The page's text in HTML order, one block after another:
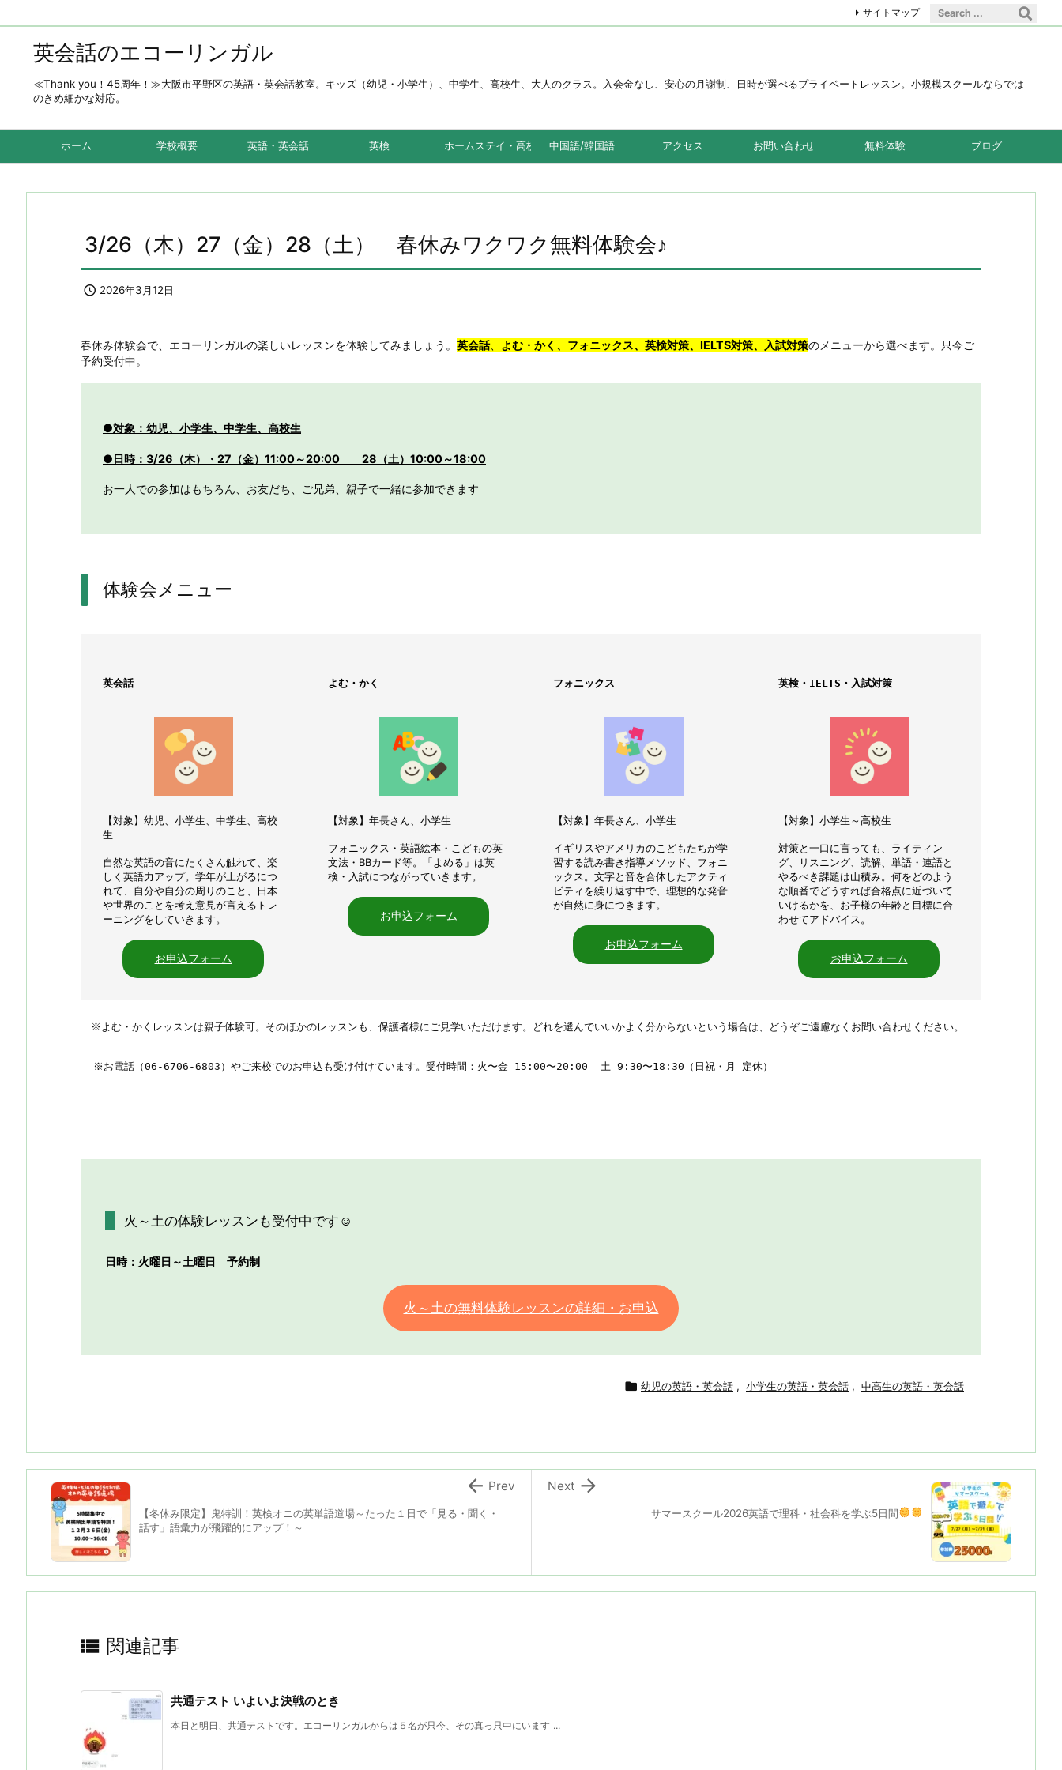
英会話のエコーリンガル
≪Thank you！45周年！≫大阪市平野区の英語・英会話教室。キッズ（幼児・小学生）、中学生、高校生、大人のクラス。入会金なし、安心の月謝制、日時が選べるプライベートレッスン。小規模スクールならでは
のきめ細かな対応。
ホーム 学校概要 英語・英会話 英検 ホームステイ・高校留学中国語/韓国語 アクセス お問い合わせ 無料体験 ブログ
サイトマップ
3/26（木）27（金）28（土） 春休みワクワク無料体験会♪
 2026年3月12日
春休み体験会で、エコーリンガルの楽しいレッスンを体験してみましょう。 英会話、 よむ・かく、フォニックス、英検対策、IELTS対策、入試対策のメニューから選べます。只今ご
予約受付中。
●対象：幼児、小学生、中学生、高校生
●日時：3/26（木）・27（金）11:00～20:00 28（土）10:00～18:00
お一人での参加はもちろん、お友だち、ご兄弟、親子で一緒に参加できます
体験会メニュー
英会話
【対象】幼児、小学生、中学生、高校
生
⾃然な英語の⾳にたくさん触れて、楽
しく英語力アップ。学年が上がるにつ
れて、自分や自分の周りのこと、日本
や世界のことを考え意見が言えるトレ
ーニングをしていきます。
お申込フォーム
よむ・かく
【対象】年長さん、小学生
フォニックス・英語絵本・こどもの英
文法・BBカード等。「よめる」は英
検・入試につながっていきます。
お申込フォーム
フォニックス
【対象】年長さん、小学生
イギリスやアメリカのこどもたちが学
習する読み書き指導メソッド、フォニ
ックス。文字と音を合体したアクティ
ビティを繰り返す中で、理想的な発音
が自然に身につきます。
お申込フォーム
英検・IELTS・入試対策
【対象】小学生～高校生
対策と一口に言っても、ライティン
グ、リスニング、読解、単語・連語と
やるべき課題は山積み。何をどのよう
な順番でどうすれば合格点に近づいて
いけるかを、お子様の年齢と目標に合
わせてアドバイス。
お申込フォーム
※よむ・かくレッスンは親子体験可。そのほかのレッスンも、保護者様にご見学いただけます。どれを選んでいいかよく分からないという場合は、どうぞご遠慮なくお問い合わせください。
  ※お電話（06-6706-6803）やご来校でのお申込も受け付けています。受付時間：火〜金 15:00〜20:00  土 9:30〜18:30（日祝・月 定休）
火～土の体験レッスンも受付中です☺
日時：火曜日～土曜日 予約制
火～土の無料体験レッスンの詳細・お申込
 幼児の英語・英会話 , 小学生の英語・英会話 , 中高生の英語・英会話
サマースクール2026英語で理科・社会科を学ぶ5日間

Next
【冬休み限定】鬼特訓！英検オニの英単語道場～たった１日で「見る・聞く・
話す」語彙力が飛躍的にアップ！～
 Prev
 関連記事
共通テスト いよいよ決戦のとき
本日と明日、共通テストです。エコーリンガルからは５名が只今、その真っ只中にいます ...